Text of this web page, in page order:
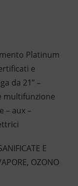
Platinum
e
da 21” –
multifunzione
– aux –
E
OZONO